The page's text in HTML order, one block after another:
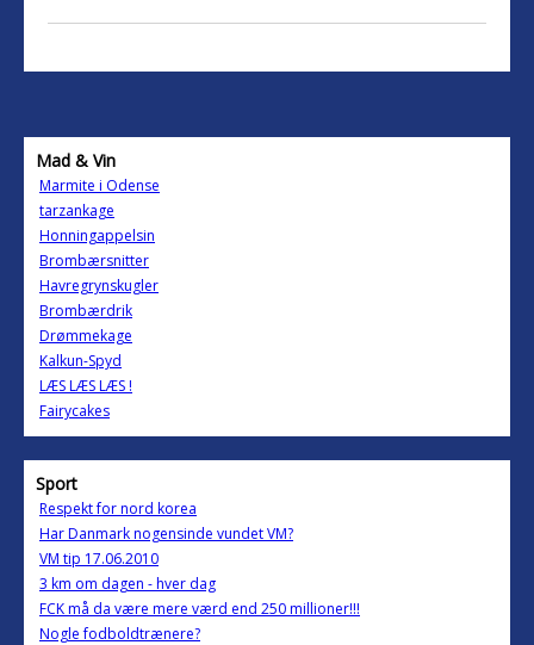
Mad & Vin
Marmite i Odense
tarzankage
Honningappelsin
Brombærsnitter
Havregrynskugler
Brombærdrik
Drømmekage
Kalkun-Spyd
LÆS LÆS LÆS !
Fairycakes
Sport
Respekt for nord korea
Har Danmark nogensinde vundet VM?
VM tip 17.06.2010
3 km om dagen - hver dag
FCK må da være mere værd end 250 millioner!!!
Nogle fodboldtrænere?